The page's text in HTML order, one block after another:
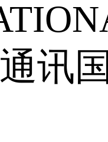
讯